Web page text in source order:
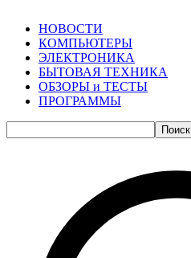
НОВОСТИ
КОМПЬЮТЕРЫ
ЭЛЕКТРОНИКА
БЫТОВАЯ ТЕХНИКА
ОБЗОРЫ и ТЕСТЫ
ПРОГРАММЫ
Поиск